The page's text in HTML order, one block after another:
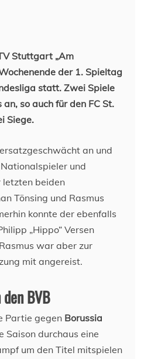
Stuttgart „Am
der 1. Spieltag
statt. Zwei Spiele
so auch für den FC St.
Siege.
an und
und
letzten beiden
Tönsing und Rasmus
konnte der ebenfalls
„Hippo“ Versen
war aber zur
mit angereist.
BVB
Partie gegen Borussia
Saison durchaus eine
um den Titel mitspielen